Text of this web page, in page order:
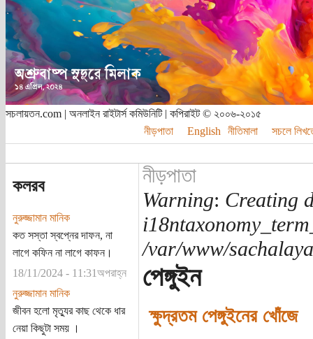
সচলায়তন.com | অনলাইন রাইটার্স কমিউনিটি | কপিরাইট © ২০০৬-২০১৫
নীড়পাতা
English নীতিমালা সচলে
কলরব
নুরুজ্জামান মানিক
কত সস্তা স্বপ্নের দাফন, না
লাগে কফিন না লাগে কাফন।
18/11/2024 - 11:31অপরাহ্ন
নুরুজ্জামান মানিক
জীবন হলো মৃত্যুর কাছ থেকে ধার
নেয়া কিছুটা সময় ।
নীড়পাতা
Warning: Creating
/var/www/
পেঙ্গুইন
ক্ষুদ্রতম পেঙ্গুইনের খোঁজে